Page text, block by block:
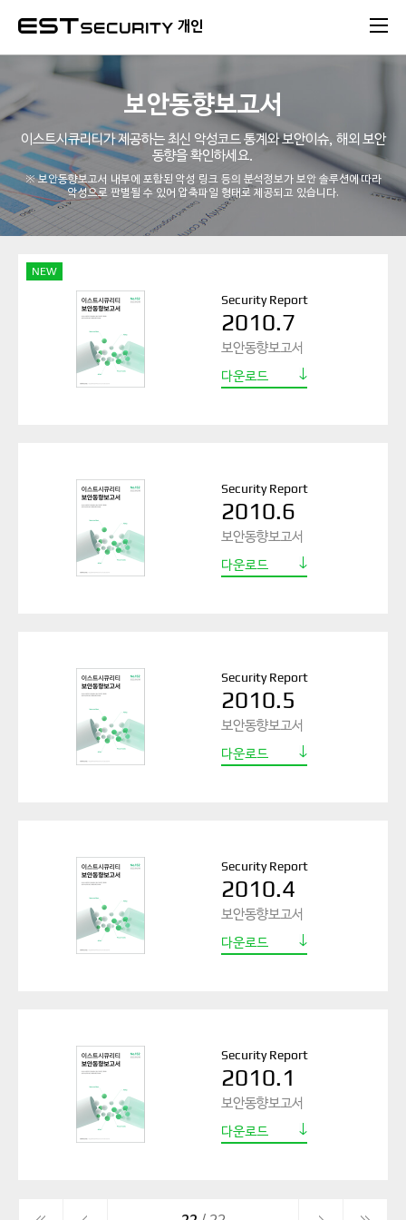
개인
보안동향보고서
이스트시큐리티가 제공하는 최신 악성코드 통계와 보안이슈, 해외 보안
동향을 확인하세요.
※ 보안동향보고서 내부에 포함된 악성 링크 등의 분석정보가 보안 솔루션에 따라
악성으로 판별될 수 있어 압축파일 형태로 제공되고 있습니다.
NEW
Security Report
2010.7
보안동향보고서
다운로드
Security Report
2010.6
보안동향보고서
다운로드
Security Report
2010.5
보안동향보고서
다운로드
Security Report
2010.4
보안동향보고서
다운로드
Security Report
2010.1
보안동향보고서
다운로드